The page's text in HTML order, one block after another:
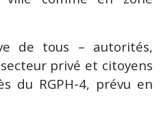
de tous – autorités,
privé et citoyens
du RGPH-4, prévu en